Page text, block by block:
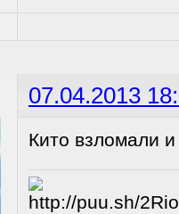
07.04.2013
Кито взломали